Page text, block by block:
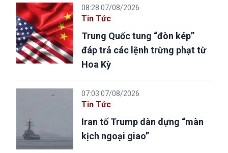
08:28 07/08/2026
Tin Tức
Trung Quốc tung “đòn kép”
đáp trả các lệnh trừng phạt từ
Hoa Kỳ
07:03 07/08/2026
Tin Tức
Iran tố Trump dàn dựng “màn
kịch ngoại giao”